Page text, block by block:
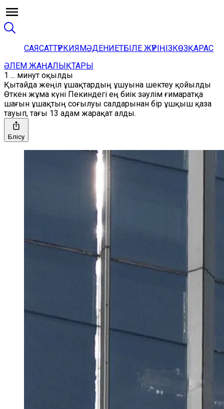
САЯСАТТҮРКИЯМӘДЕНИЕТБІЛЕ ЖҮРІҢІЗКӨЗҚАРАС
ӘЛЕМ ЖАҢАЛЫҚТАРЫ
1 ... минут оқылды
Қытайда жеңіл ұшақтардың ұшуына шектеу қойылды
Өткен жұма күні Пекиндегі ең биік зәулім ғимаратқа
шағын ұшақтың соғылуы салдарынан бір ұшқыш қаза
тауып, тағы 13 адам жарақат алды.
Бөлісу